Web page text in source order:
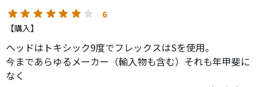
正直いいシャフトだと思って購入したけど、軽いしすぐ飽きちゃ
うかなとも思ってましたが、購入して半年以上、文句なしです。
軽い分体も楽だし、46インチで組んでもらったのでさらに飛ぶ。
いつも教えてもらってるプロの方からは、契約があるから使えな
いけど、これはほんとに欲しいとのこと。いつも練習中に「ちょ
っとドライバー貸して」と言われてます。
なかなかの金額なのですが、いい買い物だったと思ってます。
6
【購入】
ヘッドはトキシック9度でフレックスはSを使用。
今まであらゆるメーカー（輸入物も含む）それも年甲斐に
なく